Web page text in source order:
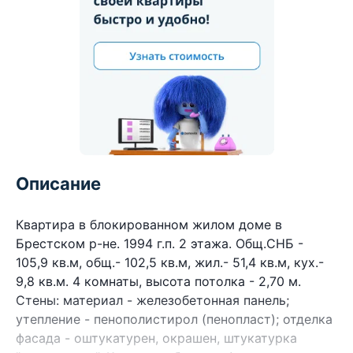
Описание
Квартира в блокированном жилом доме в
Брестском р-не. 1994 г.п. 2 этажа. Общ.СНБ -
105,9 кв.м, общ.- 102,5 кв.м, жил.- 51,4 кв.м, кух.-
9,8 кв.м. 4 комнаты, высота потолка - 2,70 м.
Стены: материал - железобетонная панель;
утепление - пенополистирол (пенопласт); отделка
фасада - оштукатурен, окрашен, штукатурка